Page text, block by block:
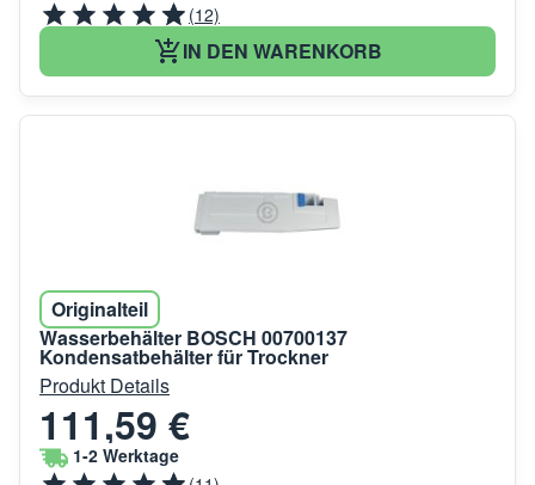
(12)
IN DEN WARENKORB
Originalteil
Wasserbehälter BOSCH 00700137
Kondensatbehälter für Trockner
Produkt Details
111,59 €
1-2 Werktage